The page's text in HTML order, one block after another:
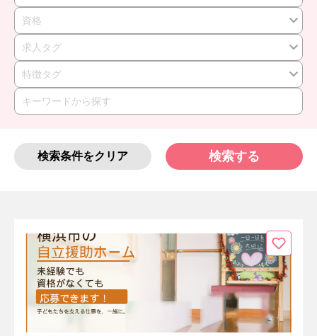
資格
求人タグ
特徴タグ
検索条件をクリア 検索する